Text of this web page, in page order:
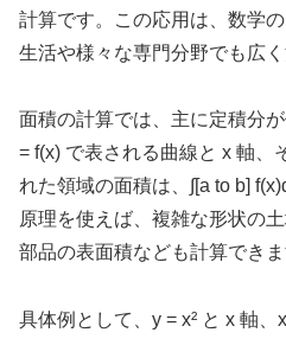
計算です。この応用は、数学
生活や様々な専門分野でも広く
面積の計算では、主に定積分
= f(x) で表される曲線と x 軸、
れた領域の面積は、∫[a to b]
原理を使えば、複雑な形状の
部品の表面積なども計算できま
具体例として、y = x² と x 軸